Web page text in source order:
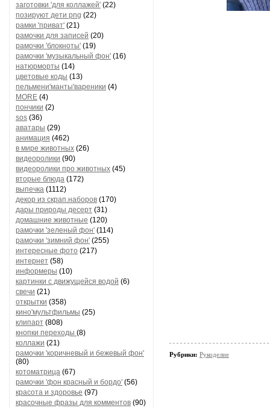
заготовки 'для коллажей' (22)
позируют дети png (22)
рамки 'приват' (21)
рамочки для записей (20)
рамочки 'блокноты' (19)
рамочки 'музыкальный фон' (16)
натюрморты (14)
цветовые коды (13)
пельмени'манты'вареники (4)
MORE (4)
пончики (2)
sos (36)
аватары (29)
анимация (462)
в мире животных (26)
видеоролики (90)
видеоролики про животных (45)
вторые блюда (172)
выпечка (1112)
декор из скрап.наборов (170)
дары природы десерт (31)
домашние животные (120)
рамочки 'зеленый фон' (114)
рамочки 'зимний фон' (255)
интересные фото (217)
интернет (58)
информеры (10)
картинки с движущейся водой (6)
свечи (21)
открытки (358)
кино'мультфильмы (25)
клипарт (808)
кнопки переходы (8)
коллажи (21)
рамочки 'коричневый и бежевый фон'
(80)
котоматрица (67)
рамочки 'фон красный и бордо' (56)
красота и здоровье (97)
красочные фразы для комментов (90)
Рубрики: Рукоделие